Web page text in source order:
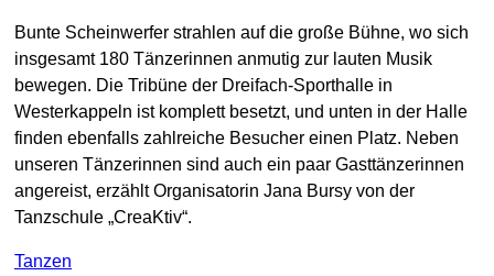
Bunte Scheinwerfer strahlen auf die große Bühne, wo sich
insgesamt 180 Tänzerinnen anmutig zur lauten Musik
bewegen. Die Tribüne der Dreifach-Sporthalle in
Westerkappeln ist komplett besetzt, und unten in der Halle
finden ebenfalls zahlreiche Besucher einen Platz. Neben
unseren Tänzerinnen sind auch ein paar Gasttänzerinnen
angereist, erzählt Organisatorin Jana Bursy von der
Tanzschule „CreaKtiv“.
Tanzen